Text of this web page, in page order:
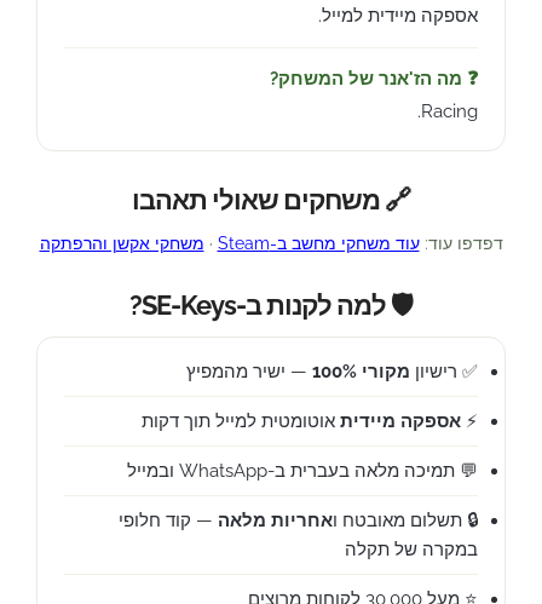
אספקה מיידית למייל.
❓ מה הז'אנר של המשחק?
Racing.
🔗 משחקים שאולי תאהבו
דפדפו עוד:עוד משחקי מחשב ב-Steam · משחקי אקשן והרפתקה
🛡️ למה לקנות ב-SE-Keys?
✅ רישיון מקורי 100% — ישיר מהמפיץ
⚡ אספקה מיידית אוטומטית למייל תוך דקות
💬 תמיכה מלאה בעברית ב-WhatsApp ובמייל
🔒 תשלום מאובטח ואחריות מלאה — קוד חלופי
במקרה של תקלה
⭐ מעל 30,000 לקוחות מרוצים